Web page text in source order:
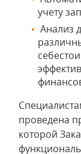
учету
Анализ
проведена
которой